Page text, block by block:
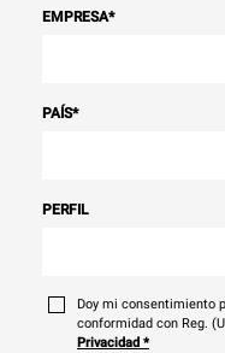
EMPRESA*
PAÍS*
PERFIL
Doy mi consentimiento
conformidad con Reg.
Privacidad *